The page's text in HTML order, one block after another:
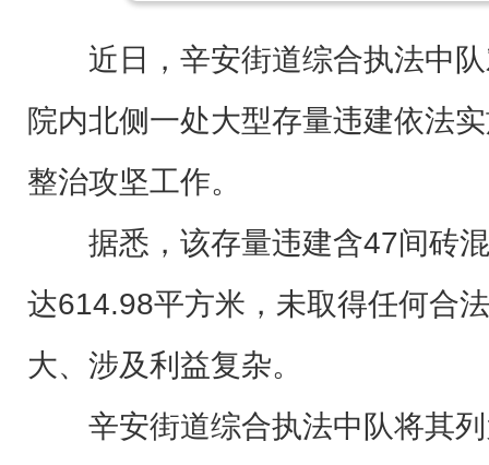
近日，辛安街道综合执法中
院内北侧一处大型存量违建依法
整治攻坚工作。
据悉，该存量违建含47间砖
达614.98平方米，未取得任何合
大、涉及利益复杂。
辛安街道综合执法中队将其